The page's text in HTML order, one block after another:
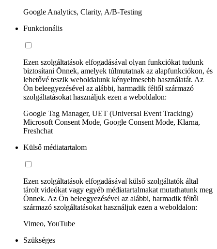
Google Analytics, Clarity, A/B-Testing
Funkcionális
Ezen szolgáltatások elfogadásával olyan funkciókat tudunk
biztosítani Önnek, amelyek túlmutatnak az alapfunkciókon, és
lehetővé teszik weboldalunk kényelmesebb használatát. Az
Ön beleegyezésével az alábbi, harmadik féltől származó
szolgáltatásokat használjuk ezen a weboldalon:
Google Tag Manager, UET (Universal Event Tracking)
Microsoft Consent Mode, Google Consent Mode, Klarna,
Freshchat
Külső médiatartalom
Ezen szolgáltatások elfogadásával külső szolgáltatók által
tárolt videókat vagy egyéb médiatartalmakat mutathatunk meg
Önnek. Az Ön beleegyezésével az alábbi, harmadik féltől
származó szolgáltatásokat használjuk ezen a weboldalon:
Vimeo, YouTube
Szükséges